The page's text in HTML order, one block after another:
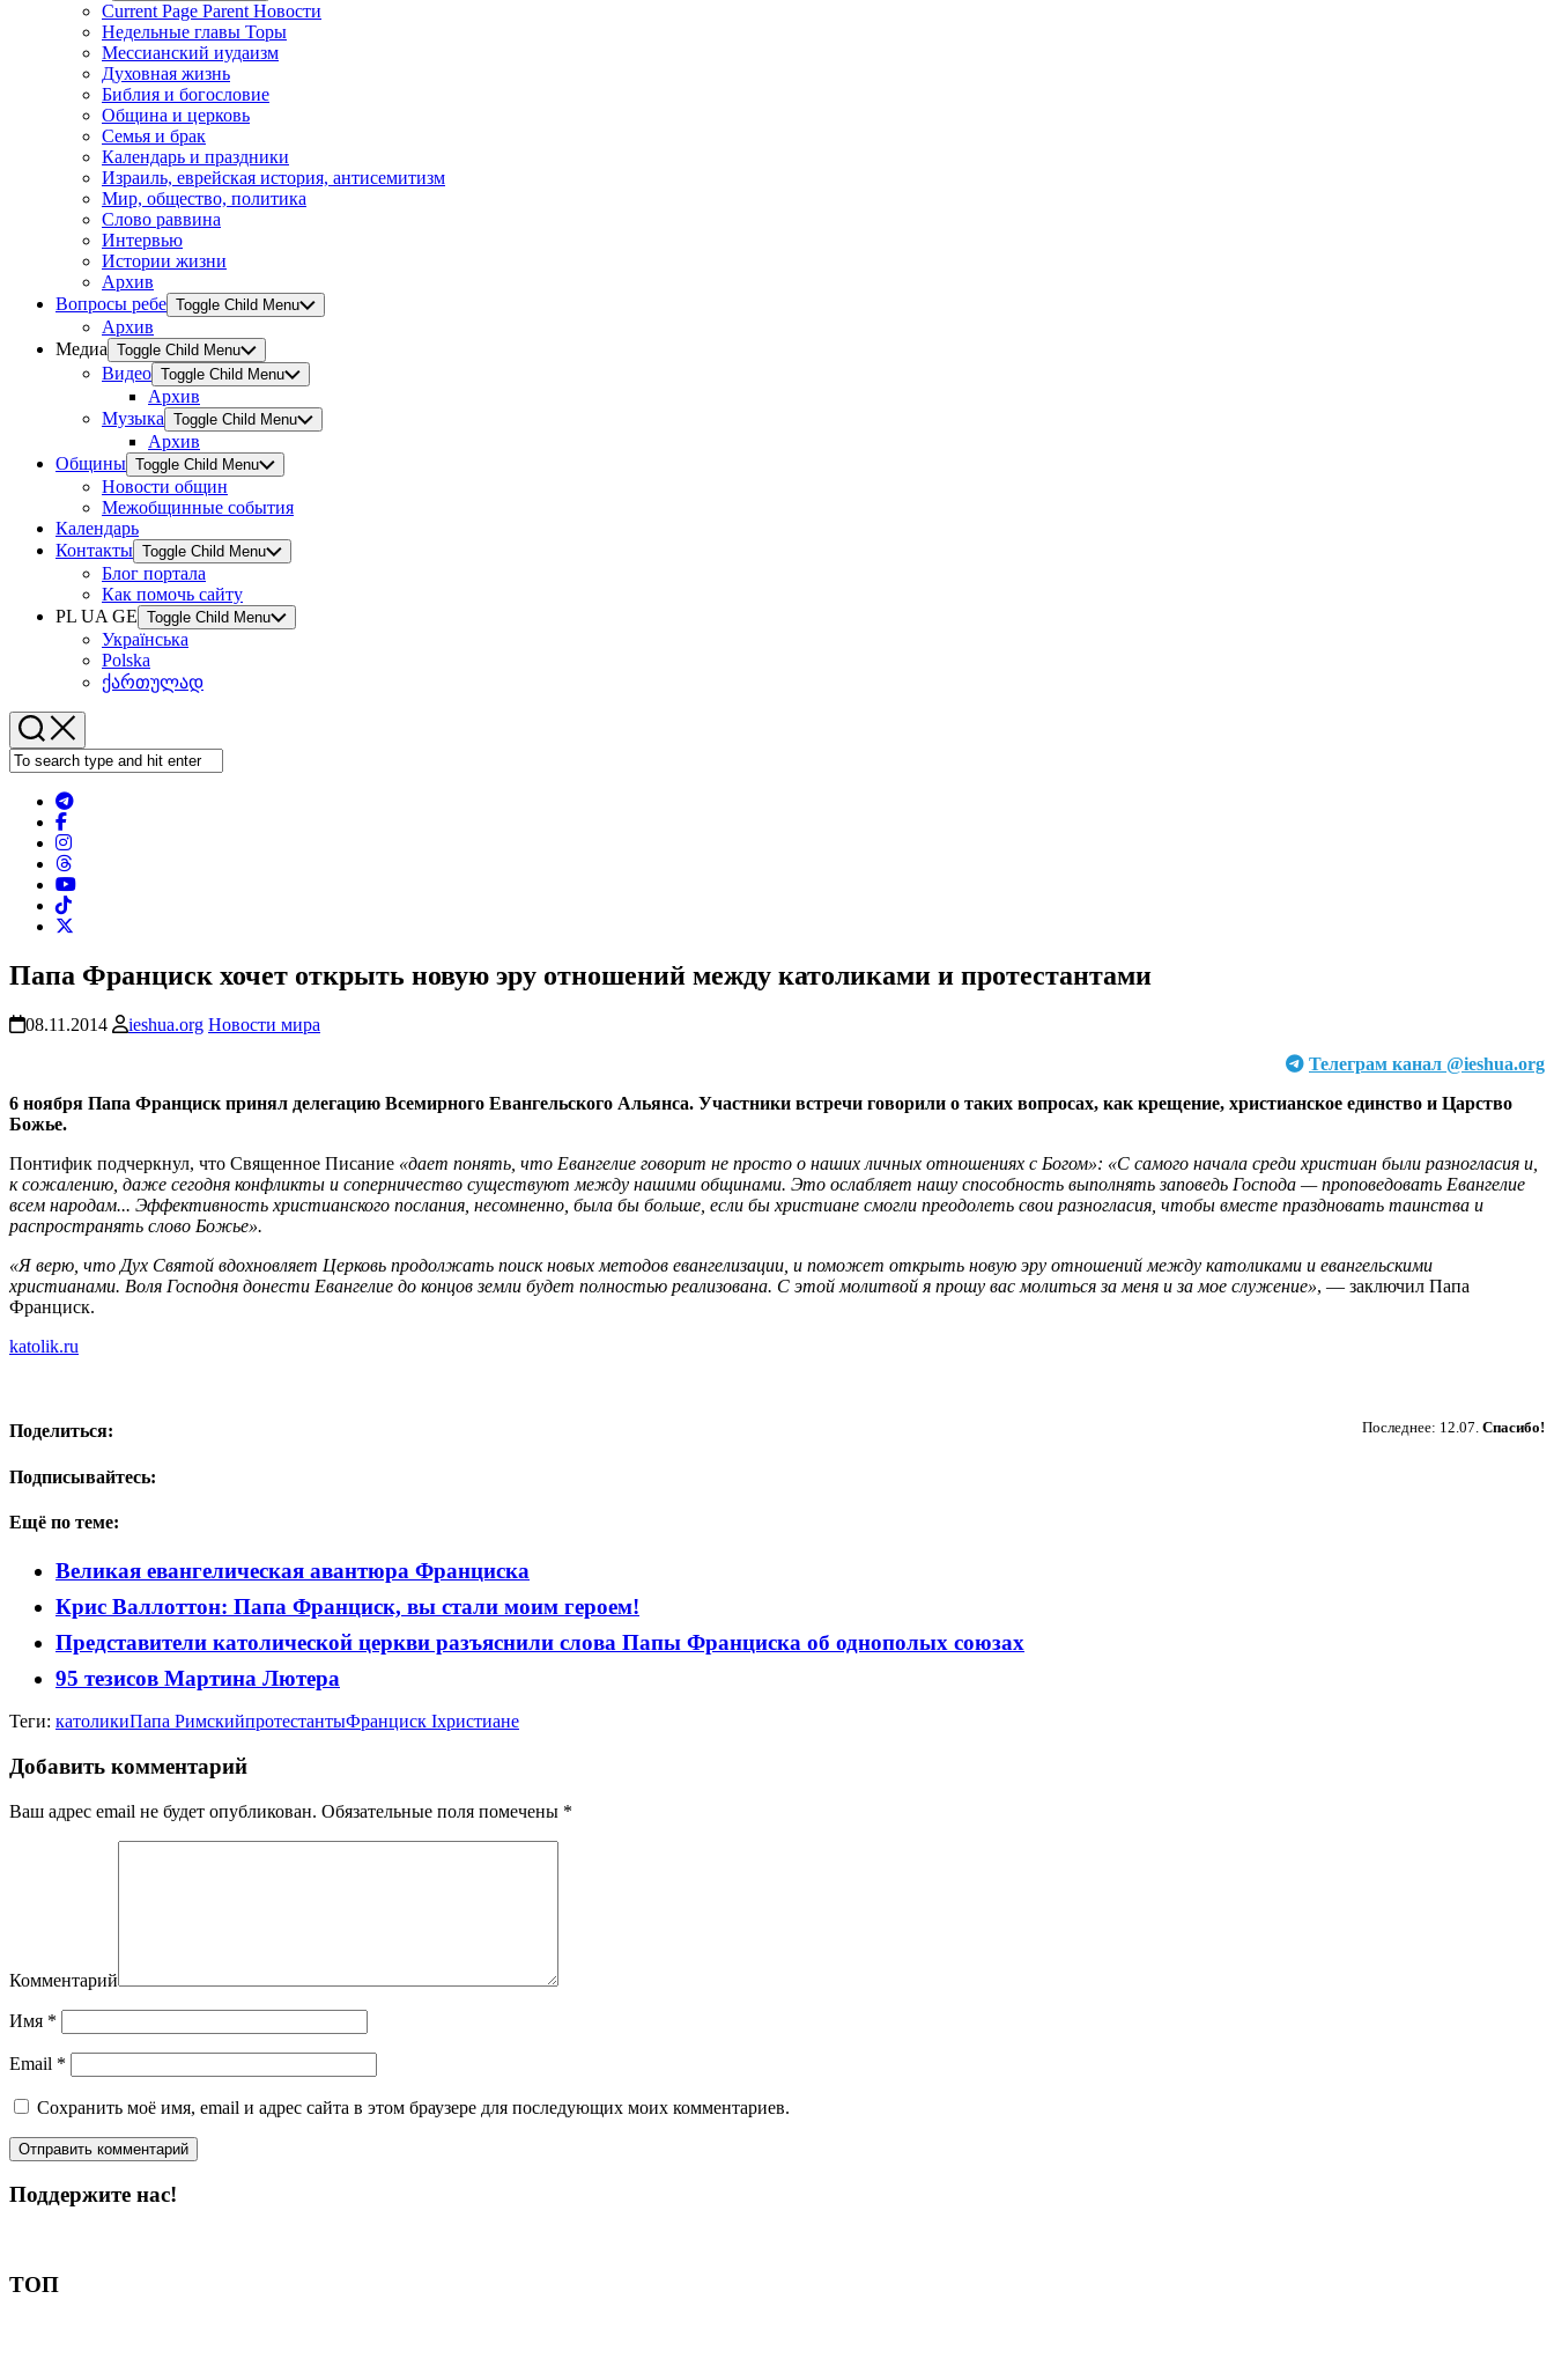
Current Page Parent Новости
Недельные главы Торы
Мессианский иудаизм
Духовная жизнь
Библия и богословие
Община и церковь
Семья и брак
Календарь и праздники
Израиль, еврейская история, антисемитизм
Мир, общество, политика
Слово раввина
Интервью
Истории жизни
Архив
Вопросы ребе Toggle Child Menu
Архив
Медиа Toggle Child Menu
Видео Toggle Child Menu
Архив
Музыка Toggle Child Menu
Архив
Общины Toggle Child Menu
Новости общин
Межобщинные события
Календарь
Контакты Toggle Child Menu
Блог портала
Как помочь сайту
PL UA GE Toggle Child Menu
Українська
Polska
ქართულად
Папа Франциск хочет открыть новую эру отношений между католиками и протестантами
08.11.2014 ieshua.org Новости мира
Телеграм канал @ieshua.org
6 ноября Папа Франциск принял делегацию Всемирного Евангельского Альянса. Участники встречи говорили о таких вопросах, как крещение, христианское единство и Царство
Божье.
Понтифик подчеркнул, что Священное Писание «дает понять, что Евангелие говорит не просто о наших личных отношениях с Богом»: «С самого начала среди христиан были разногласия и,
к сожалению, даже сегодня конфликты и соперничество существуют между нашими общинами. Это ослабляет нашу способность выполнять заповедь Господа — проповедовать Евангелие
всем народам... Эффективность христианского послания, несомненно, была бы больше, если бы христиане смогли преодолеть свои разногласия, чтобы вместе праздновать таинства и
распространять слово Божье».
«Я верю, что Дух Святой вдохновляет Церковь продолжать поиск новых методов евангелизации, и поможет открыть новую эру отношений между католиками и евангельскими
христианами. Воля Господня донести Евангелие до концов земли будет полностью реализована. С этой молитвой я прошу вас молиться за меня и за мое служение», — заключил Папа
Франциск.
katolik.ru
Последнее: 12.07. Спасибо!
Поделиться:
Подписывайтесь:
Ещё по теме:
Великая евангелическая авантюра Франциска
Крис Валлоттон: Папа Франциск, вы стали моим героем!
Представители католической церкви разъяснили слова Папы Франциска об однополых союзах
95 тезисов Мартина Лютера
Теги: католикиПапа РимскийпротестантыФранциск Iхристиане
Добавить комментарий
Ваш адрес email не будет опубликован. Обязательные поля помечены *
Комментарий
Имя *
Email *
Сохранить моё имя, email и адрес сайта в этом браузере для последующих моих комментариев.
Поддержите нас!
ТОП